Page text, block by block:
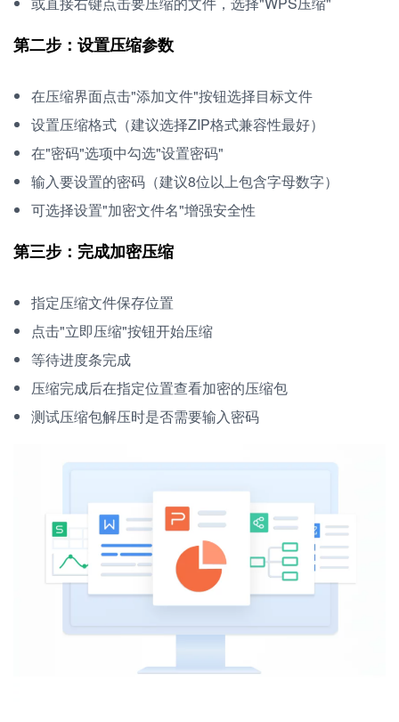
第二步：设置压缩参数
在压缩界面点击"添加文件"按钮选择目标文件
设置压缩格式（建议选择ZIP格式兼容性最好）
在"密码"选项中勾选"设置密码"
输入要设置的密码（建议8位以上包含字母数字）
可选择设置"加密文件名"增强安全性
第三步：完成加密压缩
指定压缩文件保存位置
点击"立即压缩"按钮开始压缩
等待进度条完成
压缩完成后在指定位置查看加密的压缩包
测试压缩包解压时是否需要输入密码